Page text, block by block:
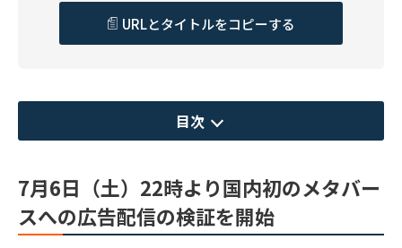
URLとタイトルをコピーする
目次
7月6日（土）22時より国内初のメタバー
スへの広告配信の検証を開始